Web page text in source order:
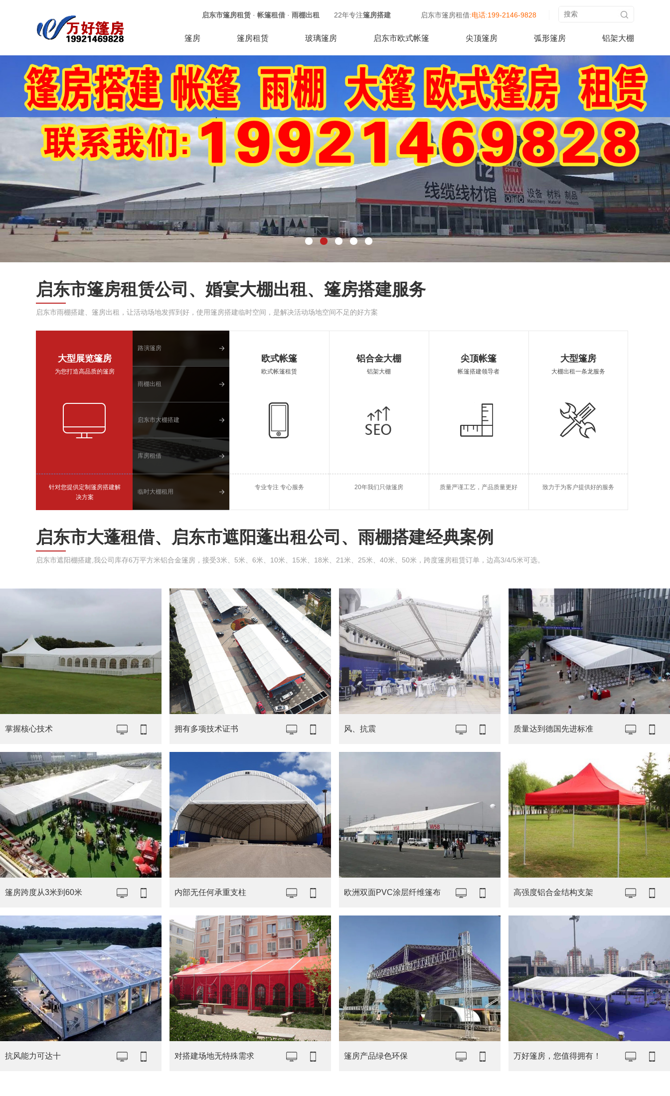
启东市篷房租赁 · 帐篷租借 · 雨棚出租 22年专注篷房搭建 启东市篷房租借:电话:199-2146-9828
篷房 篷房租赁 玻璃篷房 启东市欧式帐篷 尖顶篷房 弧形篷房 铝架大棚
启东市篷房租赁公司、婚宴大棚出租、篷房搭建服务
启东市雨棚搭建、篷房出租，让活动场地发挥到好，使用篷房搭建临时空间，是解决活动场地空间不足的好方案
大型展览篷房
为您打造高品质的篷房
针对您提供定制篷房搭建解
决方案
路演篷房
雨棚出租
启东市大棚搭建
库房租借
临时大棚租用
欧式帐篷
欧式帐篷租赁
专业专注 专心服务
启东市雨棚出租
铝合金大棚
铝架大棚
20年我们只做篷房
启东市玻璃蓬房
尖顶帐篷
帐篷搭建领导者
质量严谨工艺，产品质量更好
启东市遮阳雨棚
启东市帐篷租用
大型篷房
大棚出租一条龙服务
致力于为客户提供好的服务
启东市大蓬租借、启东市遮阳蓬出租公司、雨棚搭建经典案例
启东市遮阳棚搭建,我公司库存6万平方米铝合金篷房，接受3米、5米、6米、10米、15米、18米、21米、25米、40米、50米，跨度篷房租赁订单，边高3/4/5米可选。
掌握核心技术 拥有多项技术证书 风、抗震 质量达到德国先进标准
篷房跨度从3米到60米 内部无任何承重支柱 欧洲双面PVC涂层纤维篷布 高强度铝合金结构支架
抗风能力可达十 对搭建场地无特殊需求 篷房产品绿色环保 万好篷房，您值得拥有！